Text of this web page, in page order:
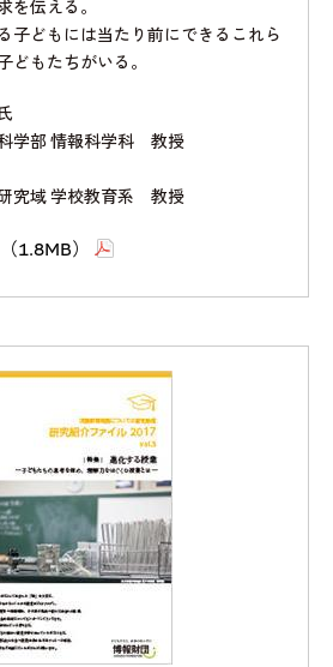
を伝える。
子どもには当たり前にできるこれら
どもたちがいる。
学部 情報科学科 教授
究域 学校教育系 教授
1.8MB）